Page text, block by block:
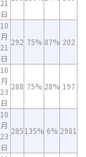
21
日
10
月
21
日
292 75% 87% 202
10
月
23
日
288 75% 28% 197
10
月
23
日
285135% 6% 2981